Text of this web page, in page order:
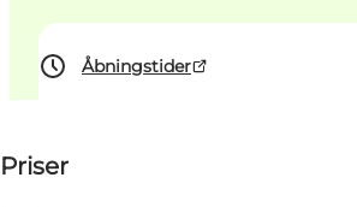
Åbningstider
Priser